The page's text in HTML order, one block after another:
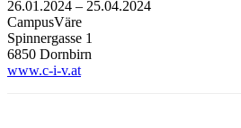
26.01.2024 – 25.04.2024
CampusVäre
Spinnergasse 1
6850 Dornbirn
www.c-i-v.at